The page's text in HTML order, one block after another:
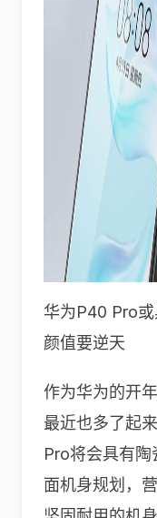
华为P40 Pro
颜值要逆天
作为华为的开
最近也多了起
Pro将会具有
面机身规划，